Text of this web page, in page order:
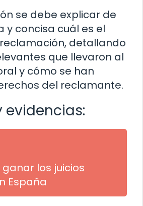
se debe explicar de
y concisa cuál es el
detallando
que llevaron al
y cómo se han
del reclamante.
evidencias:
ganar los juicios
España